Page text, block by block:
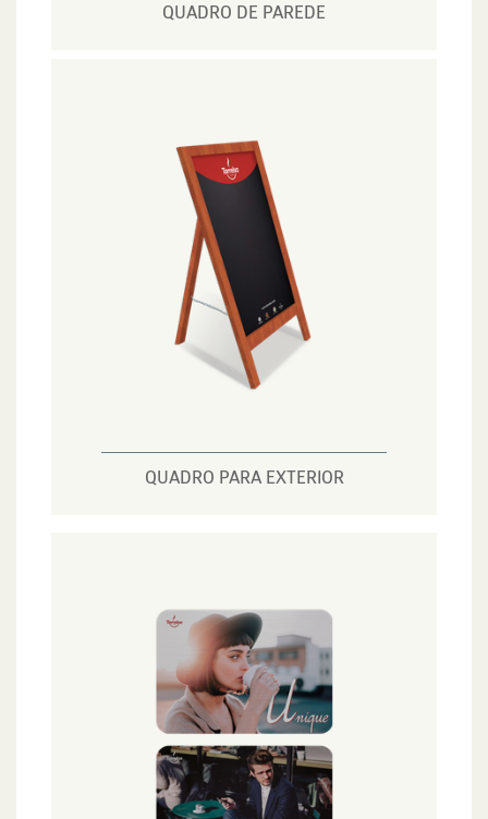
QUADRO DE PAREDE
QUADRO PARA EXTERIOR